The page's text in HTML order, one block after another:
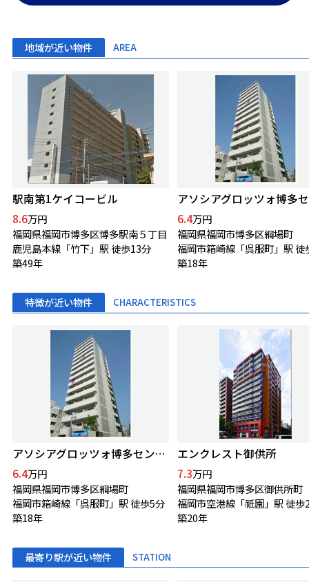
地域が近い物件 AREA
駅南第1ケイコービル
8.6万円
福岡県福岡市博多区博多駅南５丁目
鹿児島本線「竹下」駅 徒歩13分
築49年
6.4万円
福岡県福岡市博多区綱場町
福岡市箱崎線「呉服町」駅 徒
築18年
特徴が近い物件 CHARACTERISTICS
アソシアグロッツォ博多セントラルタワー
6.4万円
福岡県福岡市博多区綱場町
福岡市箱崎線「呉服町」駅 徒歩5分
築18年
エンクレスト御供所
7.3万円
福岡県福岡市博多区御供所町
福岡市空港線「祇園」駅 徒歩
築20年
最寄り駅が近い物件 STATION